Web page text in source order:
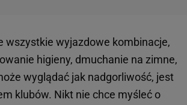
wszystkie wyjazdowe kombinacje,
higieny, dmuchanie na zimne,
wyglądać jak nadgorliwość, jest
klubów. Nikt nie chce myśleć o